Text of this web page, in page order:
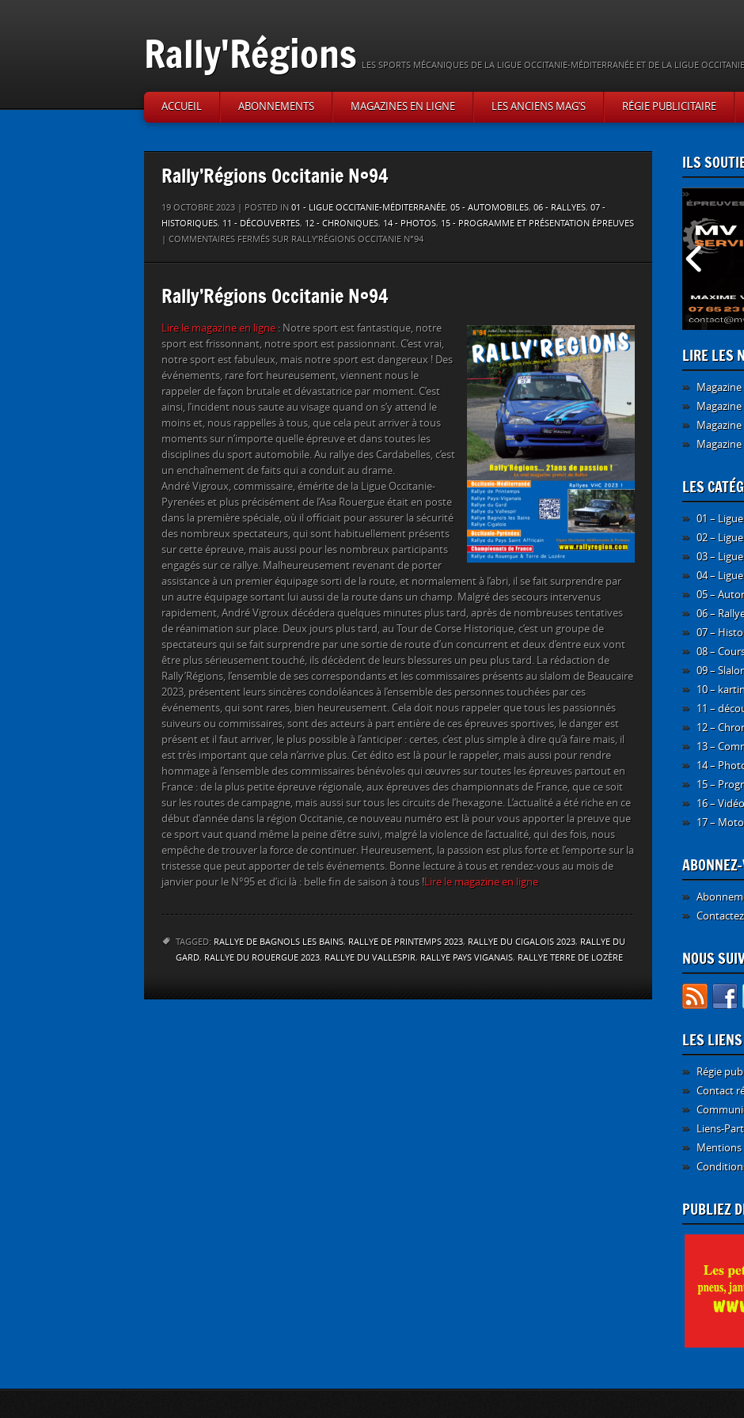
Rally'Régions LES SPORTS MÉCANIQUES DE LA LIGUE OCCITANIE-MÉDITERRANÉE ET DE LA LIGUE
ACCUEIL ABONNEMENTS MAGAZINES EN LIGNE LES ANCIENS MAG’S RÉGIE PUBLICITAIRE
Rally’Régions Occitanie N°94
19 OCTOBRE 2023 | POSTED IN 01 - LIGUE OCCITANIE-MÉDITERRANÉE, 05 - AUTOMOBILES, 06 - RALLYES, 07 -
HISTORIQUES, 11 - DÉCOUVERTES, 12 - CHRONIQUES, 14 - PHOTOS, 15 - PROGRAMME ET PRÉSENTATION ÉPREUVES
| COMMENTAIRES FERMÉS SUR RALLY’RÉGIONS OCCITANIE N°94
Rally’Régions Occitanie N°94
Lire le magazine en ligne : Notre sport est fantastique, notre
sport est frissonnant, notre sport est passionnant. C’est vrai,
notre sport est fabuleux, mais notre sport est dangereux ! Des
événements, rare fort heureusement, viennent nous le
rappeler de façon brutale et dévastatrice par moment. C’est
ainsi, l’incident nous saute au visage quand on s’y attend le
moins et, nous rappelles à tous, que cela peut arriver à tous
moments sur n’importe quelle épreuve et dans toutes les
disciplines du sport automobile. Au rallye des Cardabelles, c’est
un enchaînement de faits qui a conduit au drame.
André Vigroux, commissaire, émérite de la Ligue Occitanie-
Pyrenées et plus précisément de l’Asa Rouergue était en poste
dans la première spéciale, où il officiait pour assurer la sécurité
des nombreux spectateurs, qui sont habituellement présents
sur cette épreuve, mais aussi pour les nombreux participants
engagés sur ce rallye. Malheureusement revenant de porter
assistance à un premier équipage sorti de la route, et normalement à l’abri, il se fait surprendre par
un autre équipage sortant lui aussi de la route dans un champ. Malgré des secours intervenus
rapidement, André Vigroux décédera quelques minutes plus tard, après de nombreuses tentatives
de réanimation sur place. Deux jours plus tard, au Tour de Corse Historique, c’est un groupe de
spectateurs qui se fait surprendre par une sortie de route d’un concurrent et deux d’entre eux vont
être plus sérieusement touché, ils décèdent de leurs blessures un peu plus tard. La rédaction de
Rally’Régions, l’ensemble de ses correspondants et les commissaires présents au slalom de Beaucaire
2023, présentent leurs sincères condoléances à l’ensemble des personnes touchées par ces
événements, qui sont rares, bien heureusement. Cela doit nous rappeler que tous les passionnés
suiveurs ou commissaires, sont des acteurs à part entière de ces épreuves sportives, le danger est
présent et il faut arriver, le plus possible à l’anticiper : certes, c’est plus simple à dire qu’à faire mais, il
est très important que cela n’arrive plus. Cet édito est là pour le rappeler, mais aussi pour rendre
hommage à l’ensemble des commissaires bénévoles qui œuvres sur toutes les épreuves partout en
France : de la plus petite épreuve régionale, aux épreuves des championnats de France, que ce soit
sur les routes de campagne, mais aussi sur tous les circuits de l’hexagone. L’actualité a été riche en ce
début d’année dans la région Occitanie, ce nouveau numéro est là pour vous apporter la preuve que
ce sport vaut quand même la peine d’être suivi, malgré la violence de l’actualité, qui des fois, nous
empêche de trouver la force de continuer. Heureusement, la passion est plus forte et l’emporte sur la
tristesse que peut apporter de tels événements. Bonne lecture à tous et rendez-vous au mois de
janvier pour le N°95 et d’ici là : belle fin de saison à tous !Lire le magazine en ligne
TAGGED: RALLYE DE BAGNOLS LES BAINS, RALLYE DE PRINTEMPS 2023, RALLYE DU CIGALOIS 2023, RALLYE DU
GARD, RALLYE DU ROUERGUE 2023, RALLYE DU VALLESPIR, RALLYE PAYS VIGANAIS, RALLYE TERRE DE LOZÈRE
ILS
LIRE LES
LES
01 –
02 –
03 –
04 –
05 –
06 –
07 –
08 –
09 –
10 –
11 –
12 –
13 –
14 –
15 –
16 –
17 –
NOUS
LES
Régie
Contact
Liens-
Mentions
PUBLIEZ